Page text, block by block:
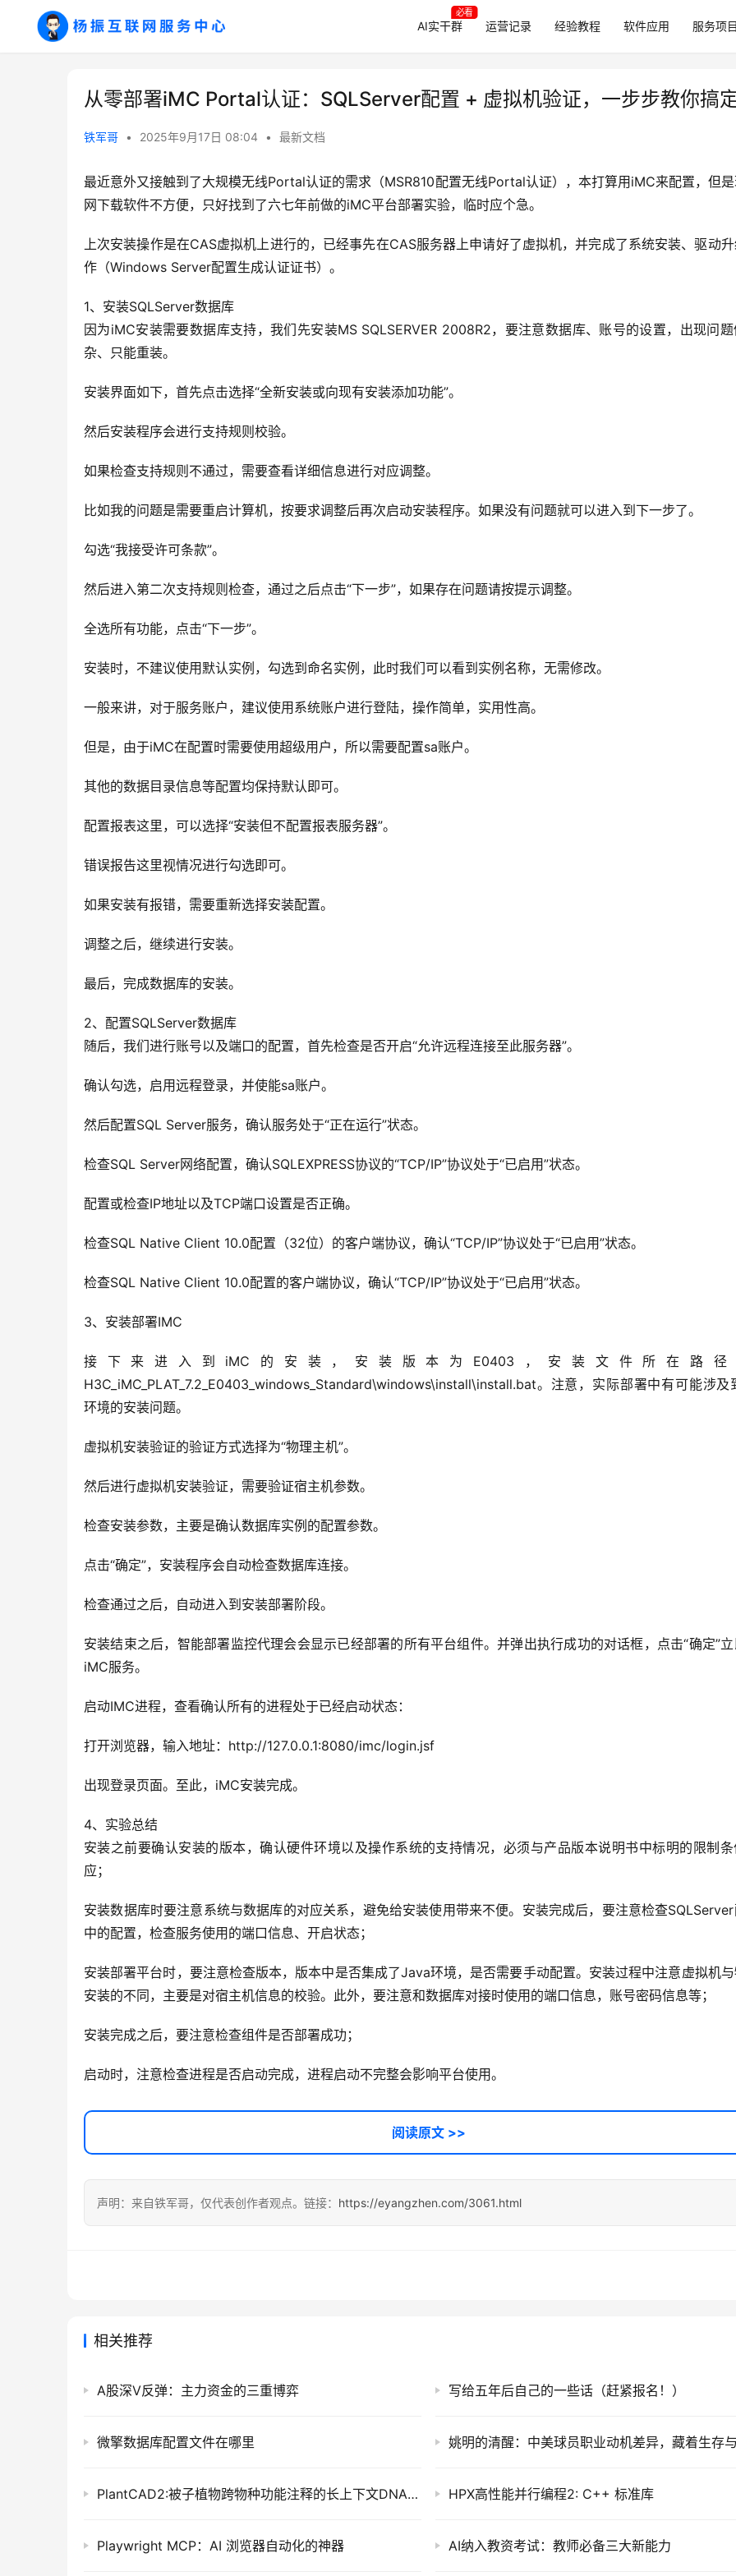
AI实干群
必看
运营记录 经验教程 软件应用 服务项
从零部署iMC Portal认证：SQLServer配置 + 虚拟机验证，一步步教你搞
铁军哥 • 2025年9月17日 08:04 • 最新文档
最近意外又接触到了大规模无线Portal认证的需求（MSR810配置无线Portal认证），本打算用iMC来配置，但
网下载软件不方便，只好找到了六七年前做的iMC平台部署实验，临时应个急。
上次安装操作是在CAS虚拟机上进行的，已经事先在CAS服务器上申请好了虚拟机，并完成了系统安装、驱动
作（Windows Server配置生成认证证书）。
1、安装SQLServer数据库
因为iMC安装需要数据库支持，我们先安装MS SQLSERVER 2008R2，要注意数据库、账号的设置，出现问
杂、只能重装。
安装界面如下，首先点击选择“全新安装或向现有安装添加功能”。
然后安装程序会进行支持规则校验。
如果检查支持规则不通过，需要查看详细信息进行对应调整。
比如我的问题是需要重启计算机，按要求调整后再次启动安装程序。如果没有问题就可以进入到下一步了。
勾选“我接受许可条款”。
然后进入第二次支持规则检查，通过之后点击“下一步”，如果存在问题请按提示调整。
全选所有功能，点击“下一步”。
安装时，不建议使用默认实例，勾选到命名实例，此时我们可以看到实例名称，无需修改。
一般来讲，对于服务账户，建议使用系统账户进行登陆，操作简单，实用性高。
但是，由于iMC在配置时需要使用超级用户，所以需要配置sa账户。
其他的数据目录信息等配置均保持默认即可。
配置报表这里，可以选择“安装但不配置报表服务器”。
错误报告这里视情况进行勾选即可。
如果安装有报错，需要重新选择安装配置。
调整之后，继续进行安装。
最后，完成数据库的安装。
2、配置SQLServer数据库
随后，我们进行账号以及端口的配置，首先检查是否开启“允许远程连接至此服务器”。
确认勾选，启用远程登录，并使能sa账户。
然后配置SQL Server服务，确认服务处于“正在运行”状态。
检查SQL Server网络配置，确认SQLEXPRESS协议的“TCP/IP”协议处于“已启用”状态。
配置或检查IP地址以及TCP端口设置是否正确。
检查SQL Native Client 10.0配置（32位）的客户端协议，确认“TCP/IP”协议处于“已启用”状态。
检查SQL Native Client 10.0配置的客户端协议，确认“TCP/IP”协议处于“已启用”状态。
3、安装部署IMC
接下来进入到iMC的安装，安装版本为E0403，安装文件所在路径
H3C_iMC_PLAT_7.2_E0403_windows_Standard\windows\install\install.bat。注意，实际部署中有可能涉及
环境的安装问题。
虚拟机安装验证的验证方式选择为“物理主机”。
然后进行虚拟机安装验证，需要验证宿主机参数。
检查安装参数，主要是确认数据库实例的配置参数。
点击“确定”，安装程序会自动检查数据库连接。
检查通过之后，自动进入到安装部署阶段。
安装结束之后，智能部署监控代理会会显示已经部署的所有平台组件。并弹出执行成功的对话框，点击“确定”
iMC服务。
启动IMC进程，查看确认所有的进程处于已经启动状态：
打开浏览器，输入地址：http://127.0.0.1:8080/imc/login.jsf
出现登录页面。至此，iMC安装完成。
4、实验总结
安装之前要确认安装的版本，确认硬件环境以及操作系统的支持情况，必须与产品版本说明书中标明的限制
应；
安装数据库时要注意系统与数据库的对应关系，避免给安装使用带来不便。安装完成后，要注意检查
中的配置，检查服务使用的端口信息、开启状态；
安装部署平台时，要注意检查版本，版本中是否集成了Java环境，是否需要手动配置。安装过程中注意虚拟机
安装的不同，主要是对宿主机信息的校验。此外，要注意和数据库对接时使用的端口信息，账号密码信息等；
安装完成之后，要注意检查组件是否部署成功；
启动时，注意检查进程是否启动完成，进程启动不完整会影响平台使用。
阅读原文 >>
声明：来自铁军哥，仅代表创作者观点。链接： https://eyangzhen.com/3061.html
相关推荐
A股深V反弹：主力资金的三重博弈 写给五年后自己的一些话（赶紧报名！）
微擎数据库配置文件在哪里
PlantCAD2:被子植物跨物种功能注释的长上下文DNA语言模型安装测试 HPX高性能并行编程2: C++ 标准库
Playwright MCP：AI 浏览器自动化的神器 AI纳入教资考试：教师必备三大新能力